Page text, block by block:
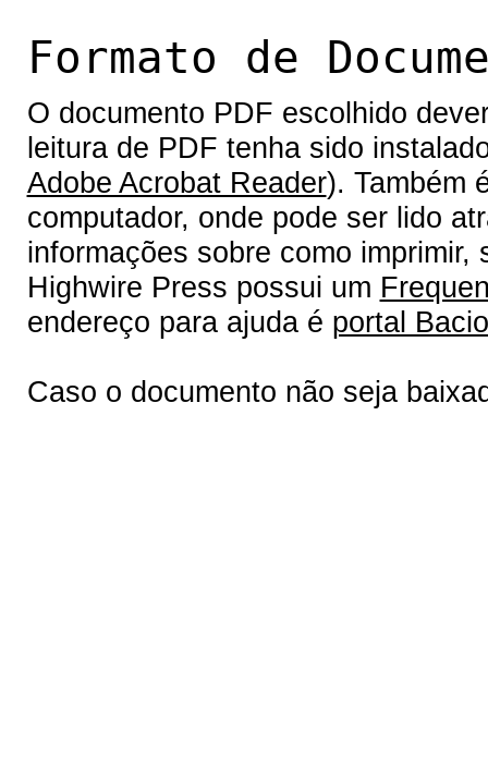
Formato de
O documento PDF escolhido
leitura de PDF tenha sido
Adobe Acrobat Reader). Também
computador, onde pode ser lido
informações sobre como
Highwire Press possui um
endereço para ajuda é portal
Caso o documento não seja